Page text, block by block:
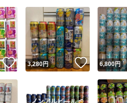
いいね！
3,280円 いいね！
6,800円